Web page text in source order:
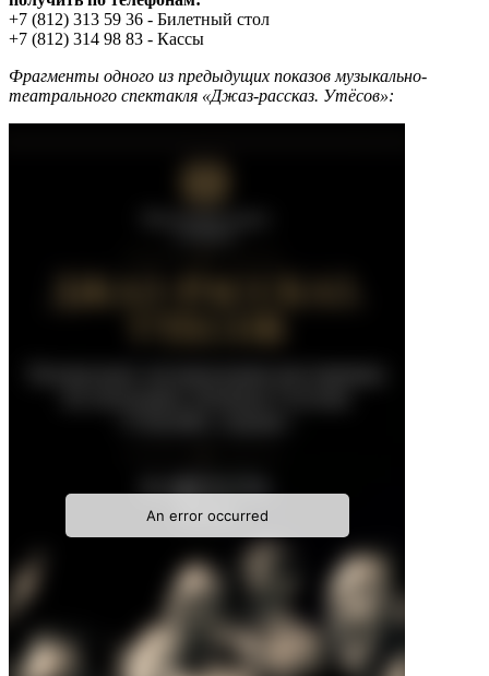
+7 (812) 313 59 36 - Билетный стол
+7 (812) 314 98 83 - Кассы
Фрагменты одного из предыдущих показов музыкально-
театрального спектакля «Джаз-рассказ. Утёсов»: